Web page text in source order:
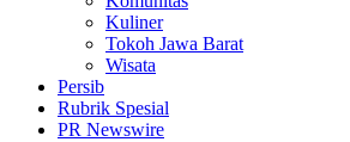
Kuliner
Tokoh Jawa Barat
Wisata
Persib
Rubrik Spesial
PR Newswire